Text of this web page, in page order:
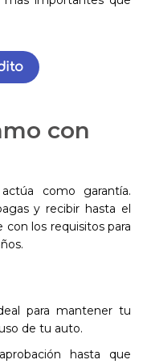
con
como garantía.
y recibir hasta el
con los requisitos para
para mantener tu
de tu auto.
hasta que